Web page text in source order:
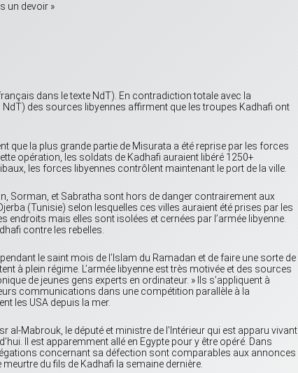
un devoir »
dans le texte NdT). En contradiction totale avec la
des sources libyennes affirment que les troupes Kadhafi ont
que la plus grande partie de Misurata a été reprise par les forces
opération, les soldats de Kadhafi auraient libéré 1250+
les forces libyennes contrôlent maintenant le port de la ville.
Sorman, et Sabratha sont hors de danger contrairement aux
(Tunisie) selon lesquelles ces villes auraient été prises par les
endroits mais elles sont isolées et cernées par l’armée libyenne.
contre les rebelles.
le saint mois de l’Islam du Ramadan et de faire une sorte de
à plein régime. L’armée libyenne est très motivée et des sources
de jeunes gens experts en ordinateur. » Ils s’appliquent à
communications dans une compétition parallèle à la
les USA depuis la mer.
al-Mabrouk, le député et ministre de l’Intérieur qui est apparu vivant
Il est apparemment allé en Egypte pour y être opéré. Dans
concernant sa défection sont comparables aux annonces
du fils de Kadhafi la semaine dernière.